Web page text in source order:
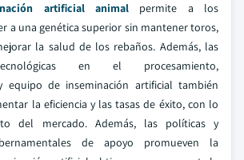
artificial animal permite a los
a una genética superior sin mantener toros,
la salud de los rebaños. Además, las
en el procesamiento,
equipo de inseminación artificial también
la eficiencia y las tasas de éxito, con lo
del mercado. Además, las políticas y
de apoyo promueven la